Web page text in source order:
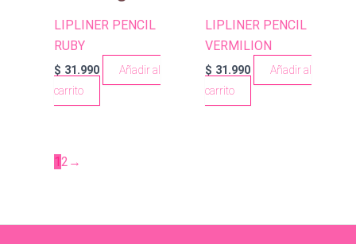
LIPLINER PENCIL
RUBY
$ 31.990
Añadir al
carrito
LIPLINER PENCIL
VERMILION
$ 31.990
Añadir al
carrito
12 →